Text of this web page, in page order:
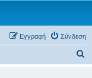
Σύνδεση
Εγγραφή